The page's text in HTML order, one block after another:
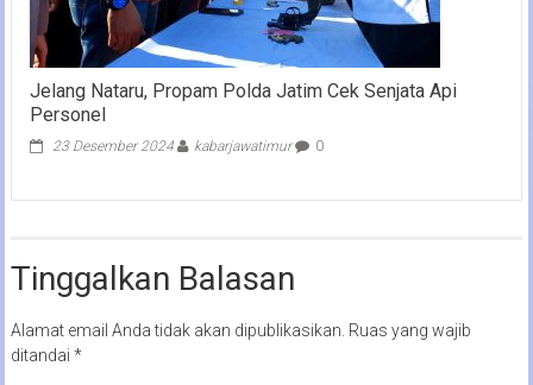
Jelang Nataru, Propam Polda Jatim Cek Senjata Api
Personel
23 Desember 2024 kabarjawatimur 0
Tinggalkan Balasan
Alamat email Anda tidak akan dipublikasikan. Ruas yang wajib
ditandai *